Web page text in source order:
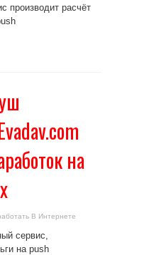
производит расчёт
на
В Интернете
сервис,
на push